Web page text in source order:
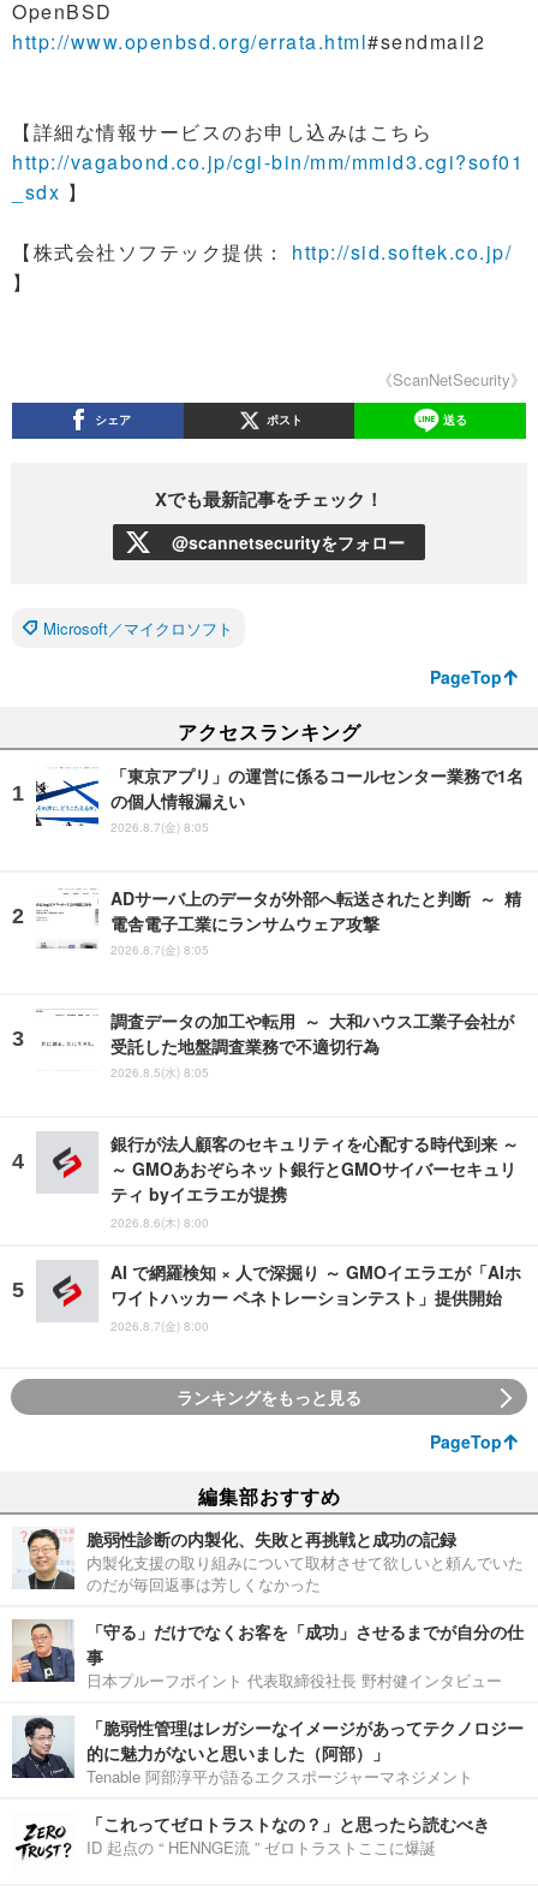
OpenBSD
http://www.openbsd.org/errata.html#sendmail2
【詳細な情報サービスのお申し込みはこちら
http://vagabond.co.jp/cgi-bin/mm/mmid3.cgi?sof01
_sdx 】
【株式会社ソフテック提供： http://sid.softek.co.jp/
】
《ScanNetSecurity》
シェア ポスト 送る
Xでも最新記事をチェック！
@scannetsecurityをフォロー
Microsoft／マイクロソフト
PageTop
アクセスランキング
「東京アプリ」の運営に係るコールセンター業務で1名
の個人情報漏えい
2026.8.7(金) 8:05
ADサーバ上のデータが外部へ転送されたと判断 ～ 精
電舎電子工業にランサムウェア攻撃
2026.8.7(金) 8:05
調査データの加工や転用 ～ 大和ハウス工業子会社が
受託した地盤調査業務で不適切行為
2026.8.5(水) 8:05
銀行が法人顧客のセキュリティを心配する時代到来 ～
～ GMOあおぞらネット銀行とGMOサイバーセキュリ
ティ byイエラエが提携
2026.8.6(木) 8:00
AI で網羅検知 × 人で深掘り ～ GMOイエラエが「AIホ
ワイトハッカー ペネトレーションテスト」提供開始
2026.8.7(金) 8:00
ランキングをもっと見る
PageTop
編集部おすすめ
脆弱性診断の内製化、失敗と再挑戦と成功の記録
内製化支援の取り組みについて取材させて欲しいと頼んでいた
のだが毎回返事は芳しくなかった
「守る」だけでなくお客を「成功」させるまでが自分の仕
事
日本プルーフポイント 代表取締役社長 野村健インタビュー
「脆弱性管理はレガシーなイメージがあってテクノロジー
的に魅力がないと思いました（阿部）」
Tenable 阿部淳平が語るエクスポージャーマネジメント
「これってゼロトラストなの？」と思ったら読むべき
ID 起点の “ HENNGE流 ” ゼロトラストここに爆誕